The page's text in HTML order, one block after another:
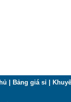
Bảng giá sỉ